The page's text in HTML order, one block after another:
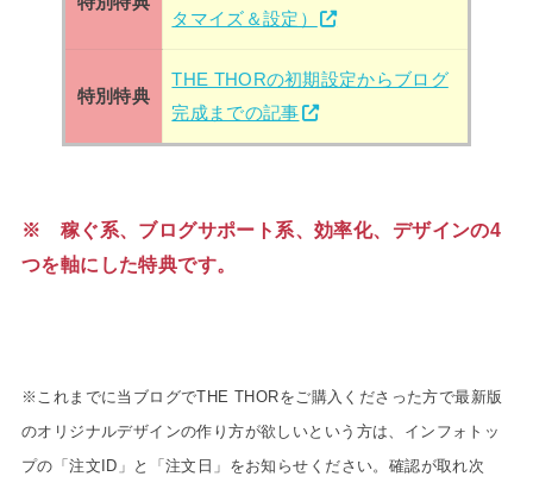
タマイズ＆設定）
特別特典
THE THORの初期設定からブログ
完成までの記事
※ 稼ぐ系、ブログサポート系、効率化、デザインの4
つを軸にした特典です。
※これまでに当ブログでTHE THORをご購入くださった方で最新版
のオリジナルデザインの作り方が欲しいという方は、インフォトッ
プの「注文ID」と「注文日」をお知らせください。確認が取れ次